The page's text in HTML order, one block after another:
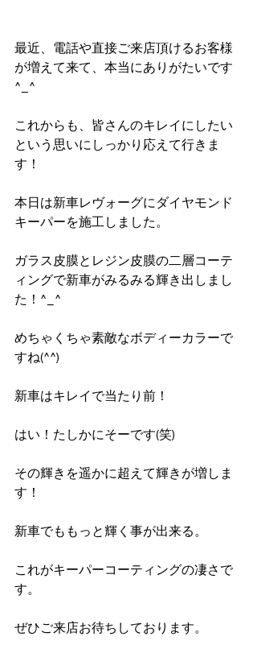
最近、電話や直接ご来店頂けるお客様
が増えて来て、本当にありがたいです
^_^
これからも、皆さんのキレイにしたい
という思いにしっかり応えて行きま
す！
本日は新車レヴォーグにダイヤモンド
キーパーを施工しました。
ガラス皮膜とレジン皮膜の二層コーテ
ィングで新車がみるみる輝き出しまし
た！^_^
めちゃくちゃ素敵なボディーカラーで
すね(^^)
新車はキレイで当たり前！
はい！たしかにそーです(笑)
その輝きを遥かに超えて輝きが増しま
す！
新車でももっと輝く事が出来る。
これがキーパーコーティングの凄さで
す。
ぜひご来店お待ちしております。